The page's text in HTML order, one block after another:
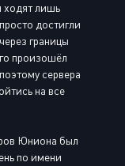
ходят лишь
достигли
границы
произошёл
сервера
на все
Юниона был
по имени